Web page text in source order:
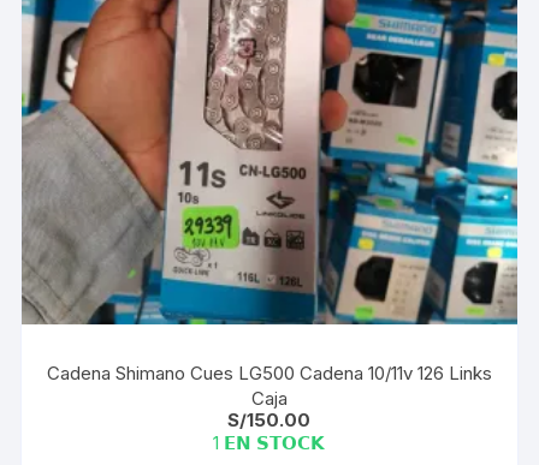
Cadena Shimano Cues LG500 Cadena 10/11v 126 Links
Caja
S/150.00
1 𝗘𝗡 𝗦𝗧𝗢𝗖𝗞